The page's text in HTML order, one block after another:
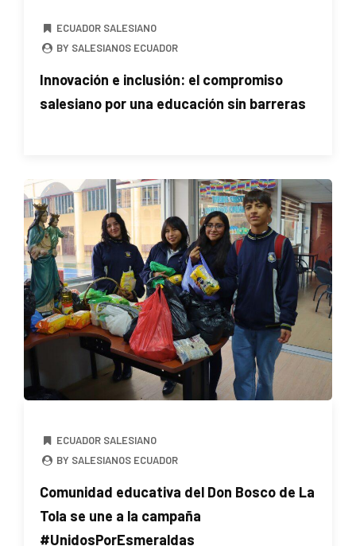
ECUADOR SALESIANO
BY SALESIANOS ECUADOR
Innovación e inclusión: el compromiso
salesiano por una educación sin barreras
ECUADOR SALESIANO
BY SALESIANOS ECUADOR
Comunidad educativa del Don Bosco de La
Tola se une a la campaña
#UnidosPorEsmeraldas